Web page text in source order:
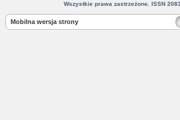
Wszystkie prawa zastrzeżone. ISSN
Mobilna wersja strony